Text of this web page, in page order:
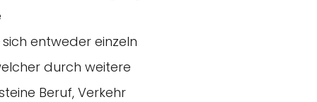
entweder einzeln
durch weitere
Beruf, Verkehr